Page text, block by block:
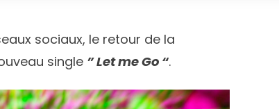
sociaux, le retour de la
single ” Let me Go “.